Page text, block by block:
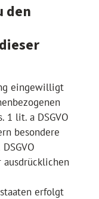
den
eingewilligt
1 lit. a DSGVO
besondere
erfolgt